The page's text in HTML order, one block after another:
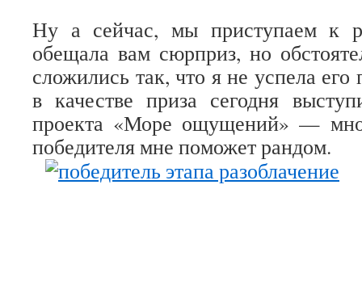
Ну а сейчас, мы приступаем к
обещала вам сюрприз, но
сложились так, что я не успела его
в качестве приза сегодня
проекта «Море ощущений» —
победителя мне поможет рандом.